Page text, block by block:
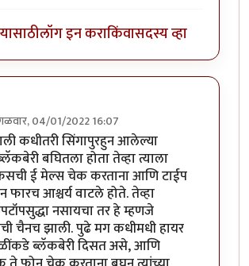
लॉग इन कराकिंवासदस्य व्हा
04/01/2022 16:07
कधीतरी सिंगापुरहुन आलेल्या
बघितला होता तेव्हा त्याला
ई मेल्स चेक करताना आणि टाईप
फारच आश्चर्य वाटले होते. तेव्हा
नसायचा तर हे म्हणजे
चैनच झाली. पुढे मग कधीमधी हायर
ब्लॅकबेरी दिसत असे, आणि